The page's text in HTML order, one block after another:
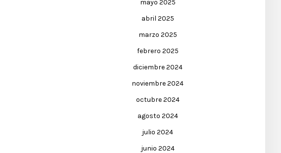
mayo 2025
abril 2025
marzo 2025
febrero 2025
diciembre 2024
noviembre 2024
octubre 2024
agosto 2024
julio 2024
junio 2024